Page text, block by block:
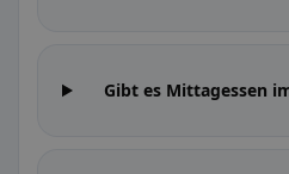
Gibt es Mittagessen